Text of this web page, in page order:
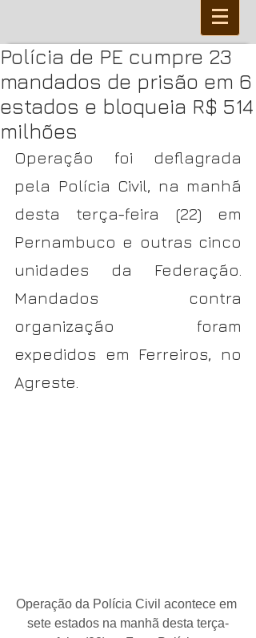
Polícia de PE cumpre 23
mandados de prisão em 6
estados e bloqueia R$ 514
milhões
Operação foi deflagrada
pela Polícia Civil, na manhã
desta terça-feira (22) em
Pernambuco e outras cinco
unidades da Federação.
Mandados contra
organização foram
expedidos em Ferreiros, no
Agreste.
Operação da Polícia Civil acontece em
sete estados na manhã desta terça-